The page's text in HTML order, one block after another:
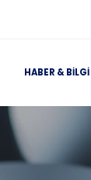
HABER & BILGI